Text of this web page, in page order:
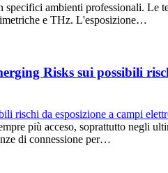
ambienti professionali. Le
e THz. L'esposizione…
Risks sui possibili
più acceso, soprattutto negli
di connessione per…